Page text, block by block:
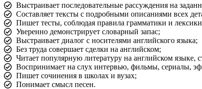
Выстраивает последовательные рассуждения на
Составляет тексты с подробными описаниями всех
Пишет тесты, соблюдая правила грамматики и
Уверенно демонстрирует словарный запас;
Выстраивает диалог с носителями английского языка;
Без труда совершает сделки на английском;
Читает популярную литературу на английском языке,
Воспринимает на слух интервью, фильмы, сериалы,
Пишет сочинения в школах и вузах;
Понимает смысл песен.